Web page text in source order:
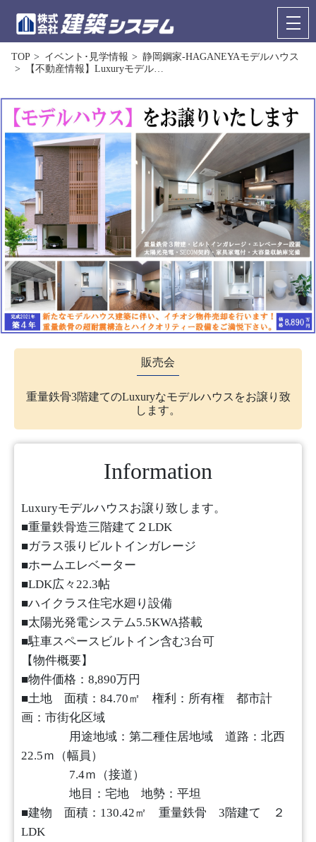
TOP イベント･見学情報
静岡鋼家-HAGANEYAモデルハウス
【不動産情報】Luxuryモデル…
販売会
重量鉄骨3階建てのLuxuryなモデルハウスをお譲り致
します。
Information
Luxuryモデルハウスお譲り致します。
■重量鉄骨造三階建て２LDK
■ガラス張りビルトインガレージ
■ホームエレベーター
■LDK広々22.3帖
■ハイクラス住宅水廻り設備
■太陽光発電システム5.5KWA搭載
■駐車スペースビルトイン含む3台可
【物件概要】
■物件価格：8,890万円
■土地 面積：84.70㎡ 権利：所有権 都市計
画：市街化区域
用途地域：第二種住居地域 道路：北西
22.5ｍ（幅員）
7.4ｍ（接道）
地目：宅地 地勢：平坦
■建物 面積：130.42㎡ 重量鉄骨 3階建て ２
LDK
お問い合わせ
HOME
イベント･見学情報
コンセプト
商品ラインナップ
施工事例
お客様の声
リフォーム･リノベーション
ルームツアー
会社案内
ZEH
不動産情報(土地･分譲地･中古住宅)
サイトマップ